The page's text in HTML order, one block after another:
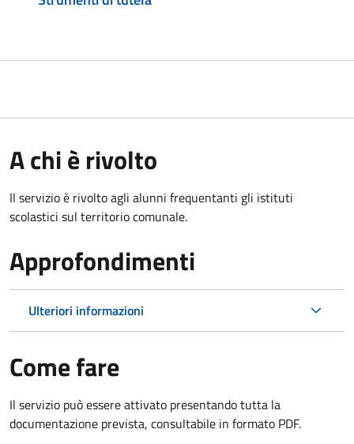
A chi è rivolto
Il servizio è rivolto agli alunni frequentanti gli istituti
scolastici sul territorio comunale.
Approfondimenti
Ulteriori informazioni
Come fare
Il servizio può essere attivato presentando tutta la
documentazione prevista, consultabile in formato PDF.